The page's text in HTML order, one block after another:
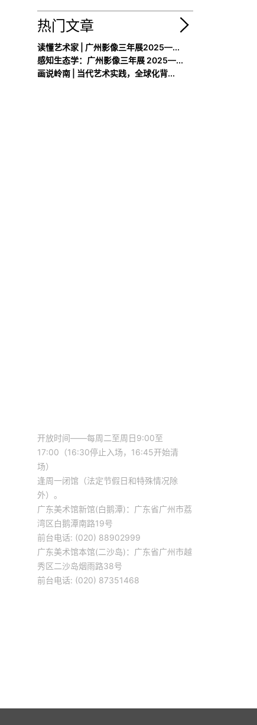
热门文章
读懂艺术家 | 广州影像三年展2025—...
感知生态学：广州影像三年展 2025—...
画说岭南 | 当代艺术实践，全球化背...
开放时间——每周二至周日9:00至
17:00（16:30停止入场，16:45开始清
场）
逢周一闭馆（法定节假日和特殊情况除
外）。
广东美术馆新馆(白鹅潭)：广东省广州市荔
湾区白鹅潭南路19号
前台电话: (020) 88902999
广东美术馆本馆(二沙岛)：广东省广州市越
秀区二沙岛烟雨路38号
前台电话: (020) 87351468